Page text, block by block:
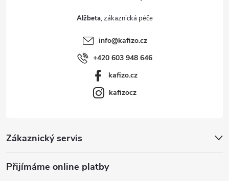
Zákaznický servis
Přijímáme online platby
Alžbeta
info@kafizo.cz
+420 603 948 646
kafizo.cz
kafizocz